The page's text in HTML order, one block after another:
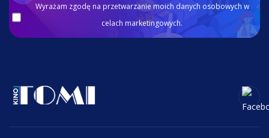
Wyrażam zgodę na przetwarzanie moich danych osobowych w
celach marketingowych.